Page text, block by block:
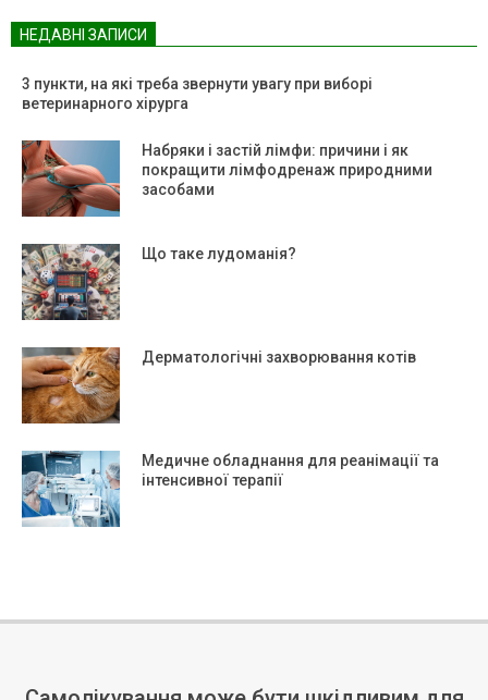
НЕДАВНІ ЗАПИСИ
3 пункти, на які треба звернути увагу при виборі
ветеринарного хірурга
Набряки і застій лімфи: причини і як
покращити лімфодренаж природними
засобами
Що таке лудоманія?
Дерматологічні захворювання котів
Медичне обладнання для реанімації та
інтенсивної терапії